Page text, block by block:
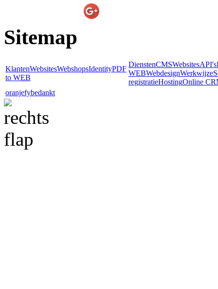
Sitemap
KlantenWebsitesWebshopsIdentityPDF
to WEB
DienstenCMSWebsitesAPI's
WEBWebdesignWerkwijze
registratieHostingOnline
oranjefybedankt